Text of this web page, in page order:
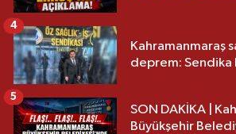
Kahramanmaraş
deprem: Sendika
4
SON DAKİKA |
Büyükşehir
5